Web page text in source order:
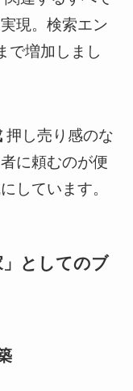
現。検索エン
で増加しまし
押し売り感のな
に頼むのが便
しています。
としてのブ